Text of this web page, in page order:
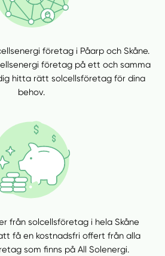
företag i Påarp och Skåne.
företag på ett och samma
hitta rätt solcellsföretag för dina
behov.
från solcellsföretag i hela Skåne
få en kostnadsfri offert från alla
som finns på All Solenergi.